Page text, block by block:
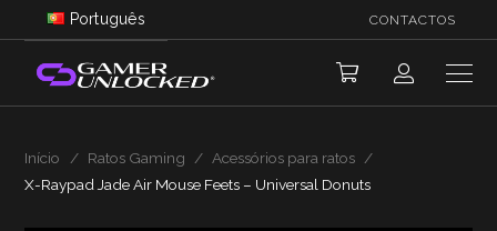
Português CONTACTOS
Início / Ratos Gaming / Acessórios para ratos /
X-Raypad Jade Air Mouse Feets – Universal Donuts